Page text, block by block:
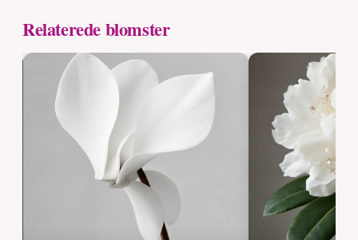
Relaterede blomster